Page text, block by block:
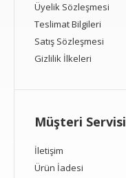
Üyelik Sözleşmesi
Teslimat Bilgileri
Satış Sözleşmesi
Gizlilik İlkeleri
Müşteri Servisi
İletişim
Ürün İadesi